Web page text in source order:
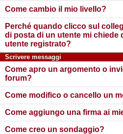
Come cambio il mio livello?
Perché quando clicco sul
di posta di un utente mi chiede
utente registrato?
Scrivere messaggi
Come apro un argomento o
forum?
Come modifico o cancello un
Come aggiungo una firma ai
Come creo un sondaggio?